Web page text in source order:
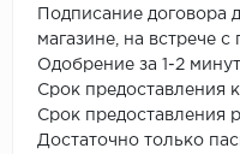
Подписание договора
магазине, на встрече
Одобрение за 1-2
Срок предоставления
Срок предоставления
Достаточно только